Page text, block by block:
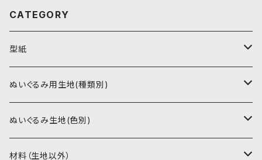
CATEGORY
型紙
書籍（紙の本）
PDFデータ（ダウンロード）
ぬいぐるみ用生地(種類別)
ソフトボア（短毛）
ソフトボア（5mm）
ぬいぐるみ生地(色別)
ソフトボア
材料（生地以外）